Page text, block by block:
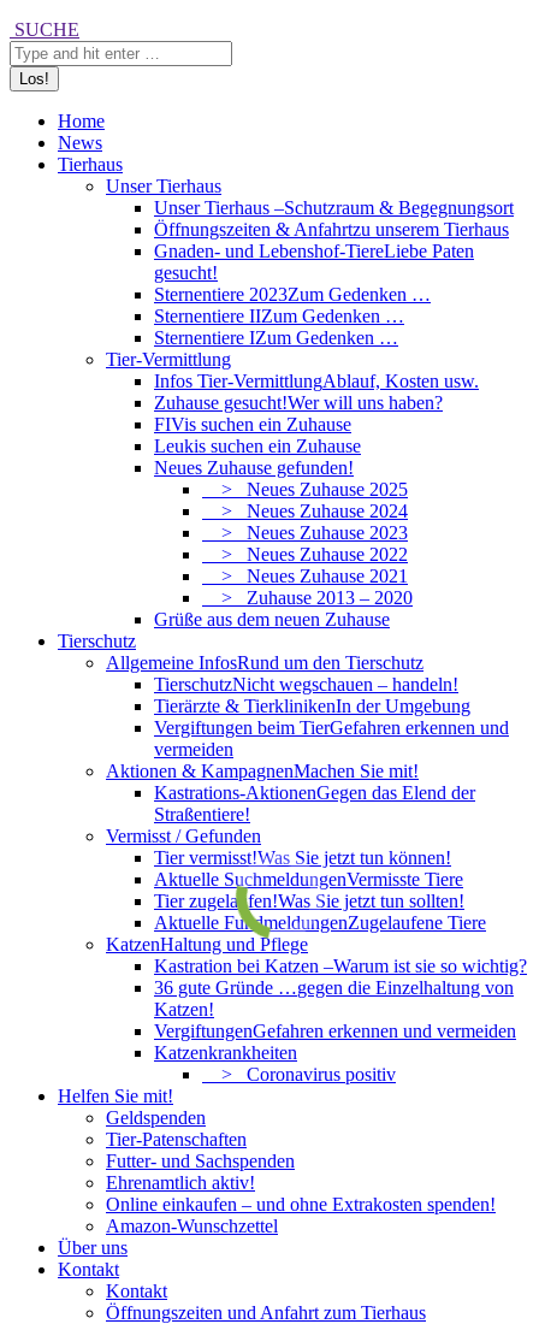
Search:
SUCHE
Home
News
Tierhaus
Unser Tierhaus
Unser Tierhaus –Schutzraum & Begegnungsort
Öffnungszeiten & Anfahrtzu unserem Tierhaus
Gnaden- und Lebenshof-TiereLiebe Paten
gesucht!
Sternentiere 2023Zum Gedenken …
Sternentiere IIZum Gedenken …
Sternentiere IZum Gedenken …
Tier-Vermittlung
Infos Tier-VermittlungAblauf, Kosten usw.
Zuhause gesucht!Wer will uns haben?
FIVis suchen ein Zuhause
Leukis suchen ein Zuhause
Neues Zuhause gefunden!
> Neues Zuhause 2025
> Neues Zuhause 2024
> Neues Zuhause 2023
> Neues Zuhause 2022
> Neues Zuhause 2021
> Zuhause 2013 – 2020
Grüße aus dem neuen Zuhause
Tierschutz
Allgemeine InfosRund um den Tierschutz
TierschutzNicht wegschauen – handeln!
Tierärzte & TierklinikenIn der Umgebung
Vergiftungen beim TierGefahren erkennen und
vermeiden
Aktionen & KampagnenMachen Sie mit!
Kastrations-AktionenGegen das Elend der
Straßentiere!
Vermisst / Gefunden
Tier vermisst!Was Sie jetzt tun können!
Aktuelle SuchmeldungenVermisste Tiere
Tier zugelaufen!Was Sie jetzt tun sollten!
Aktuelle FundmeldungenZugelaufene Tiere
KatzenHaltung und Pflege
Kastration bei Katzen –Warum ist sie so wichtig?
36 gute Gründe …gegen die Einzelhaltung von
Katzen!
VergiftungenGefahren erkennen und vermeiden
Katzenkrankheiten
> Coronavirus positiv
Helfen Sie mit!
Geldspenden
Tier-Patenschaften
Futter- und Sachspenden
Ehrenamtlich aktiv!
Online einkaufen – und ohne Extrakosten spenden!
Amazon-Wunschzettel
Über uns
Kontakt
Kontakt
Öffnungszeiten und Anfahrt zum Tierhaus